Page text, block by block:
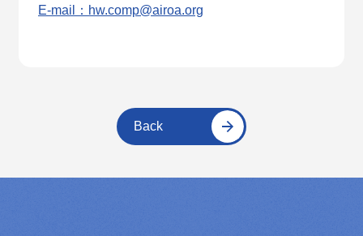
E-mail：hw.comp@airoa.org
Back